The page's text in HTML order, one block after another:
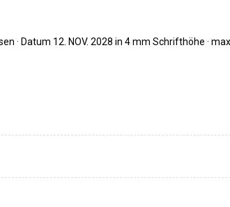
· Datum 12. NOV. 2028 in 4 mm Schrifthöhe ·